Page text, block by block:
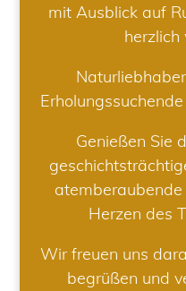
mit Ausblick auf
herzlich
Genießen Sie
Herzen des
Wir freuen uns
begrüßen und